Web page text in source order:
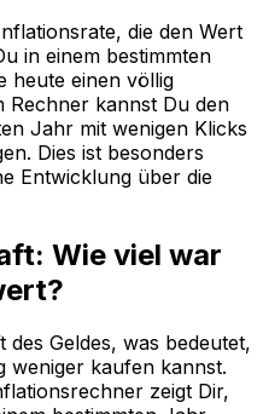
die den Wert
in einem bestimmten
heute einen völlig
Rechner kannst Du den
Jahr mit wenigen Klicks
Dies ist besonders
Entwicklung über die
Wie viel war
Geldes, was bedeutet,
weniger kaufen kannst.
zeigt Dir,